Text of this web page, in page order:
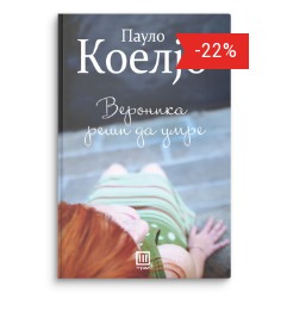
-22%